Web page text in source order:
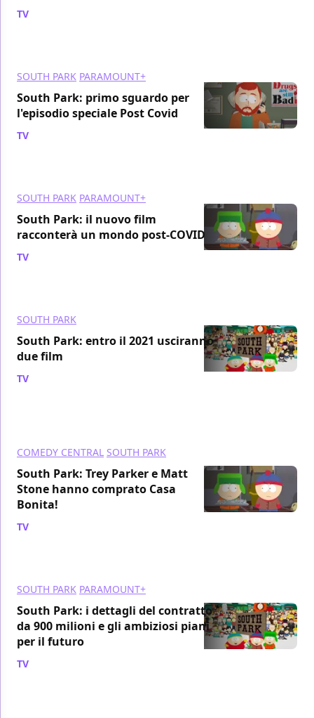
TV
SOUTH PARK PARAMOUNT+
South Park: primo sguardo per
l'episodio speciale Post Covid
TV
SOUTH PARK PARAMOUNT+
South Park: il nuovo film
racconterà un mondo post-COVID
TV
SOUTH PARK
South Park: entro il 2021 usciranno
due film
TV
COMEDY CENTRAL SOUTH PARK
South Park: Trey Parker e Matt
Stone hanno comprato Casa
Bonita!
TV
SOUTH PARK PARAMOUNT+
South Park: i dettagli del contratto
da 900 milioni e gli ambiziosi piani
per il futuro
TV